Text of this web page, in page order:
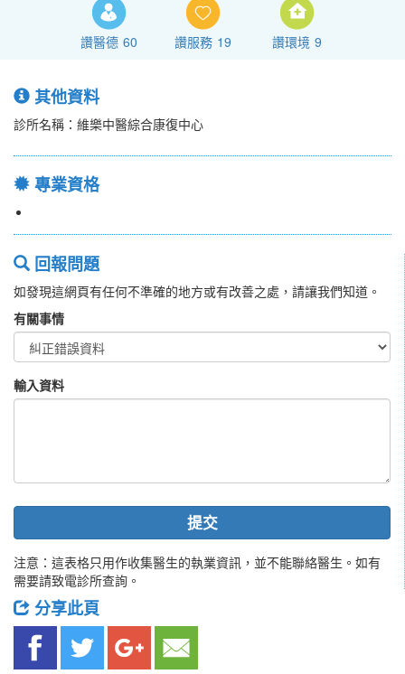
讚醫德 60 讚服務 19 讚環境 9
其他資料
診所名稱：維樂中醫綜合康復中心
專業資格
回報問題
如發現這網頁有任何不準確的地方或有改善之處，請讓我們知道。
有關事情
輸入資料
提交
注意：這表格只用作收集醫生的執業資訊，並不能聯絡醫生。如有
需要請致電診所查詢。
分享此頁